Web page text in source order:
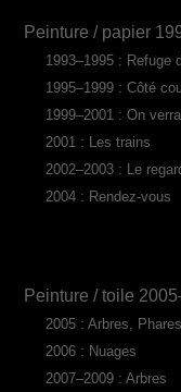
Peinture / papier
1993–1995 : Refuge
1995–1999 : Côté
1999–2001 : On
2001 : Les trains
2002–2003 : Le
2004 : Rendez-vous
Peinture / toile
2005 : Arbres, Phares
2006 : Nuages
2007–2009 : Arbres